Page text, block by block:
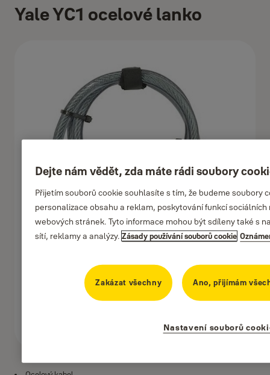
Yale YC1 ocelové lanko
Dejte nám vědět, zda máte rádi soubory
Přijetím souborů cookie souhlasíte s tím, že budeme soubory
personalizace obsahu a reklam, poskytování funkcí sociálních
webových stránek. Tyto informace mohou být sdíleny také s
sítí, reklamy a analýzy.Zásady používání souborů cookie
Zakázat všechny Ano, přijímám
Nastavení souborů